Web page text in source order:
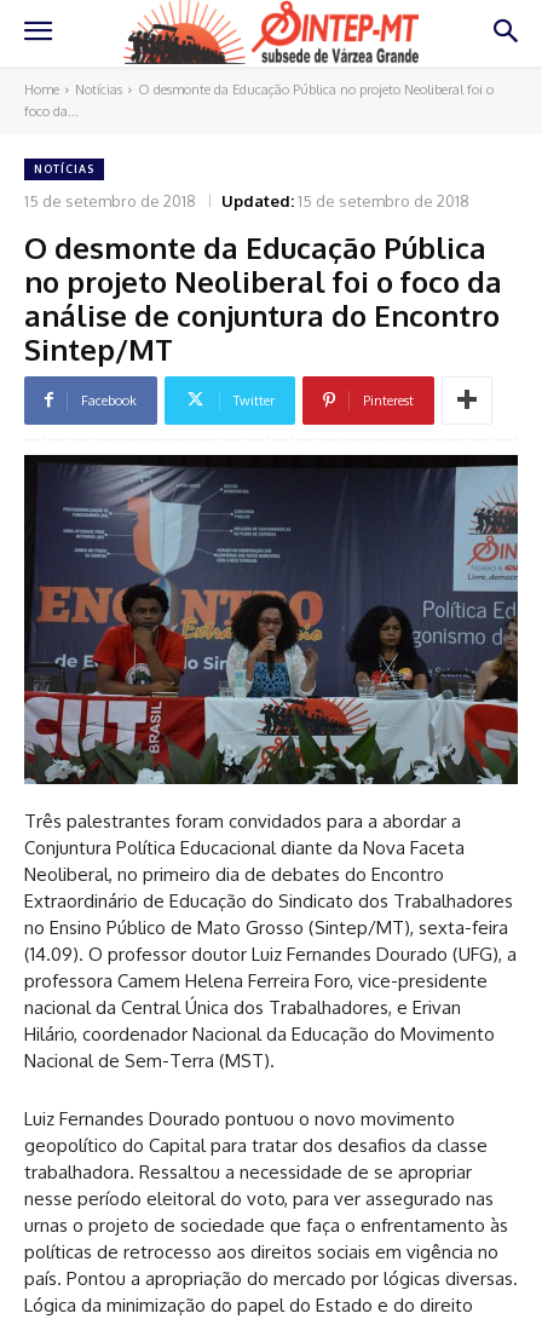
Home Notícias
O desmonte da Educação Pública no projeto Neoliberal foi o
foco da...
NOTÍCIAS
15 de setembro de 2018 Updated:15 de setembro de 2018
O desmonte da Educação Pública
no projeto Neoliberal foi o foco da
análise de conjuntura do Encontro
Sintep/MT
Facebook Twitter Pinterest
Três palestrantes foram convidados para a abordar a
Conjuntura Política Educacional diante da Nova Faceta
Neoliberal, no primeiro dia de debates do Encontro
Extraordinário de Educação do Sindicato dos Trabalhadores
no Ensino Público de Mato Grosso (Sintep/MT), sexta-feira
(14.09). O professor doutor Luiz Fernandes Dourado (UFG), a
professora Camem Helena Ferreira Foro, vice-presidente
nacional da Central Única dos Trabalhadores, e Erivan
Hilário, coordenador Nacional da Educação do Movimento
Nacional de Sem-Terra (MST).
Luiz Fernandes Dourado pontuou o novo movimento
geopolítico do Capital para tratar dos desafios da classe
trabalhadora. Ressaltou a necessidade de se apropriar
nesse período eleitoral do voto, para ver assegurado nas
urnas o projeto de sociedade que faça o enfrentamento às
políticas de retrocesso aos direitos sociais em vigência no
país. Pontou a apropriação do mercado por lógicas diversas.
Lógica da minimização do papel do Estado e do direito